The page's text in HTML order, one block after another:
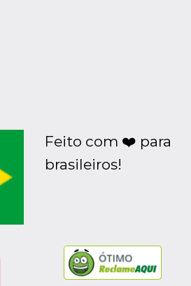
Feito com ❤️ para
brasileiros!